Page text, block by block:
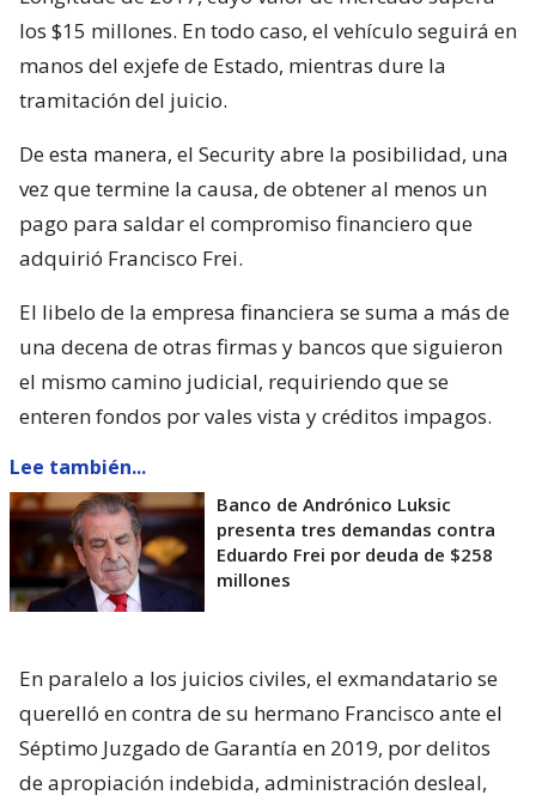
los $15 millones. En todo caso, el vehículo seguirá en
manos del exjefe de Estado, mientras dure la
tramitación del juicio.
De esta manera, el Security abre la posibilidad, una
vez que termine la causa, de obtener al menos un
pago para saldar el compromiso financiero que
adquirió Francisco Frei.
El libelo de la empresa financiera se suma a más de
una decena de otras firmas y bancos que siguieron
el mismo camino judicial, requiriendo que se
enteren fondos por vales vista y créditos impagos.
Lee también...
Banco de Andrónico Luksic
presenta tres demandas contra
Eduardo Frei por deuda de $258
millones
En paralelo a los juicios civiles, el exmandatario se
querelló en contra de su hermano Francisco ante el
Séptimo Juzgado de Garantía en 2019, por delitos
de apropiación indebida, administración desleal,